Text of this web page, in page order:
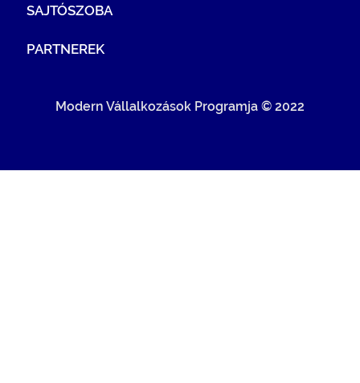
SAJTÓSZOBA
PARTNEREK
Modern Vállalkozások Programja © 2022